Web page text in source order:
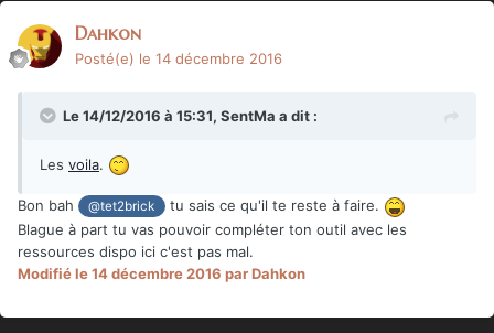
Dahkon
Posté(e) le 14 décembre 2016
Le 14/12/2016 à 15:31, SentMa a dit :
Les voila.
Bon bah @tet2brick
tu sais ce qu'il te reste à faire.
Blague à part tu vas pouvoir compléter ton outil avec les
ressources dispo ici c'est pas mal.
Modifiéle 14 décembre 2016 par Dahkon